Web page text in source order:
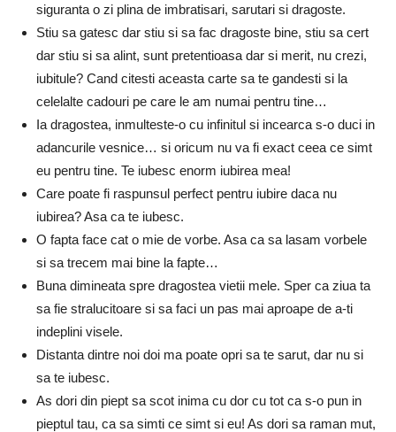
siguranta o zi plina de imbratisari, sarutari si dragoste.
Stiu sa gatesc dar stiu si sa fac dragoste bine, stiu sa cert
dar stiu si sa alint, sunt pretentioasa dar si merit, nu crezi,
iubitule? Cand citesti aceasta carte sa te gandesti si la
celelalte cadouri pe care le am numai pentru tine…
Ia dragostea, inmulteste-o cu infinitul si incearca s-o duci in
adancurile vesnice… si oricum nu va fi exact ceea ce simt
eu pentru tine. Te iubesc enorm iubirea mea!
Care poate fi raspunsul perfect pentru iubire daca nu
iubirea? Asa ca te iubesc.
O fapta face cat o mie de vorbe. Asa ca sa lasam vorbele
si sa trecem mai bine la fapte…
Buna dimineata spre dragostea vietii mele. Sper ca ziua ta
sa fie stralucitoare si sa faci un pas mai aproape de a-ti
indeplini visele.
Distanta dintre noi doi ma poate opri sa te sarut, dar nu si
sa te iubesc.
As dori din piept sa scot inima cu dor cu tot ca s-o pun in
pieptul tau, ca sa simti ce simt si eu! As dori sa raman mut,